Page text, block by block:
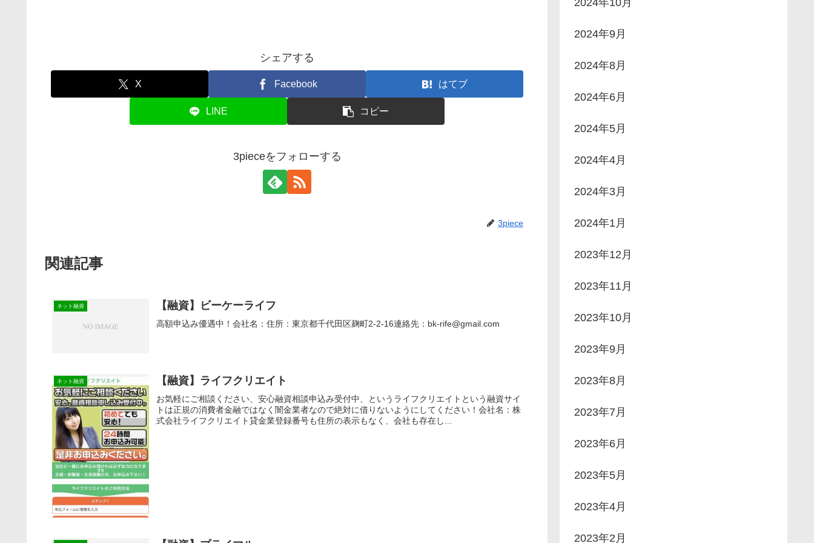
シェアする
X Facebook はてブ
LINE コピー
3pieceをフォローする
3piece
関連記事
ネット融資 【融資】ビーケーライフ
高額申込み優遇中！会社名：住所：東京都千代田区麹町2-2-16連絡先：bk-rife@gmail.com
ネット融資 【融資】ライフクリエイト
お気軽にご相談ください、安心融資相談申込み受付中、というライフクリエイトという融資サイ
トは正規の消費者金融ではなく闇金業者なので絶対に借りないようにしてください！会社名：株
式会社ライフクリエイト貸金業登録番号も住所の表示もなく、会社も存在し...
2024年9月
2024年8月
2024年6月
2024年5月
2024年4月
2024年3月
2024年1月
2023年12月
2023年11月
2023年10月
2023年9月
2023年8月
2023年7月
2023年6月
2023年5月
2023年4月
2023年2月